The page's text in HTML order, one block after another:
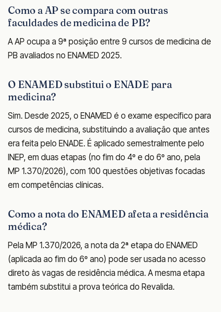
Como a AP se compara com outras
faculdades de medicina de PB?
A AP ocupa a 9ª posição entre 9 cursos de medicina de
PB avaliados no ENAMED 2025.
O ENAMED substitui o ENADE para
medicina?
Sim. Desde 2025, o ENAMED é o exame específico para
cursos de medicina, substituindo a avaliação que antes
era feita pelo ENADE. É aplicado semestralmente pelo
INEP, em duas etapas (no fim do 4º e do 6º ano, pela
MP 1.370/2026), com 100 questões objetivas focadas
em competências clínicas.
Como a nota do ENAMED afeta a residência
médica?
Pela MP 1.370/2026, a nota da 2ª etapa do ENAMED
(aplicada ao fim do 6º ano) pode ser usada no acesso
direto às vagas de residência médica. A mesma etapa
também substitui a prova teórica do Revalida.